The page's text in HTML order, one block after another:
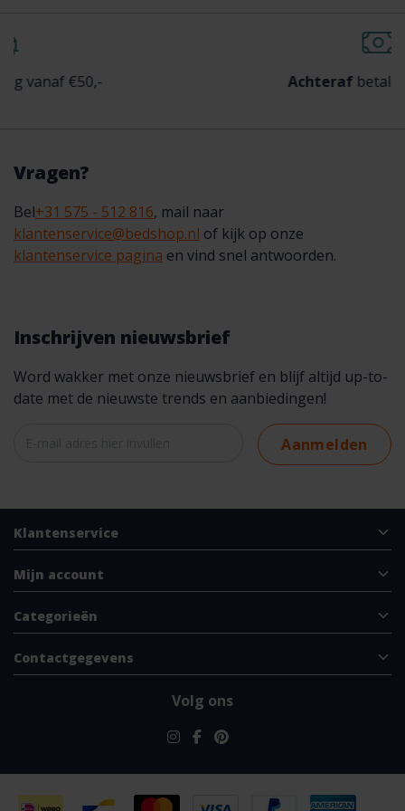
€50,- Achterafbetalen
Vragen?
Bel+31 575 - 512 816, mail naar
klantenservice@bedshop.nl of kijk op onze
klantenservice pagina en vind snel antwoorden.
Inschrijven nieuwsbrief
Word wakker met onze nieuwsbrief en blijf altijd up-to-
date met de nieuwste trends en aanbiedingen!
Aanmelden
Klantenservice
Mijn account
Categorieën
Contactgegevens
Volg ons